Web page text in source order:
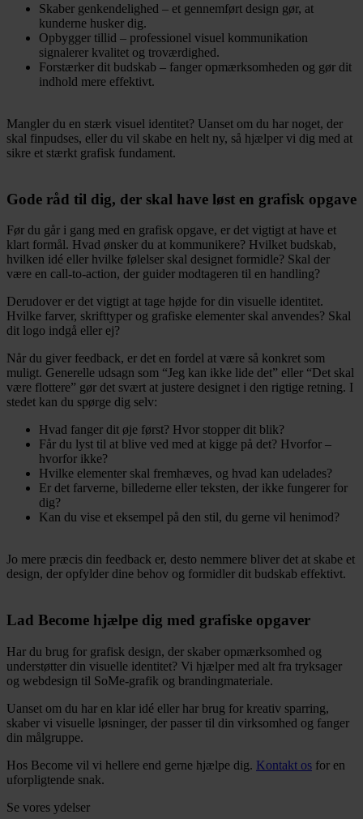
Skaber genkendelighed – et gennemført design gør, at
kunderne husker dig.
Opbygger tillid – professionel visuel kommunikation
signalerer kvalitet og troværdighed.
Forstærker dit budskab – fanger opmærksomheden og gør dit
indhold mere effektivt.
Mangler du en stærk visuel identitet? Uanset om du har noget, der
skal finpudses, eller du vil skabe en helt ny, så hjælper vi dig med at
sikre et stærkt grafisk fundament.
Gode råd til dig, der skal have løst en grafisk opgave
Før du går i gang med en grafisk opgave, er det vigtigt at have et
klart formål. Hvad ønsker du at kommunikere? Hvilket budskab,
hvilken idé eller hvilke følelser skal designet formidle? Skal der
være en call-to-action, der guider modtageren til en handling?
Derudover er det vigtigt at tage højde for din visuelle identitet.
Hvilke farver, skrifttyper og grafiske elementer skal anvendes? Skal
dit logo indgå eller ej?
Når du giver feedback, er det en fordel at være så konkret som
muligt. Generelle udsagn som “Jeg kan ikke lide det” eller “Det skal
være flottere” gør det svært at justere designet i den rigtige retning. I
stedet kan du spørge dig selv:
Hvad fanger dit øje først? Hvor stopper dit blik?
Får du lyst til at blive ved med at kigge på det? Hvorfor –
hvorfor ikke?
Hvilke elementer skal fremhæves, og hvad kan udelades?
Er det farverne, billederne eller teksten, der ikke fungerer for
dig?
Kan du vise et eksempel på den stil, du gerne vil henimod?
Jo mere præcis din feedback er, desto nemmere bliver det at skabe et
design, der opfylder dine behov og formidler dit budskab effektivt.
Lad Become hjælpe dig med grafiske opgaver
Har du brug for grafisk design, der skaber opmærksomhed og
understøtter din visuelle identitet? Vi hjælper med alt fra tryksager
og webdesign til SoMe-grafik og brandingmateriale.
Uanset om du har en klar idé eller har brug for kreativ sparring,
skaber vi visuelle løsninger, der passer til din virksomhed og fanger
din målgruppe.
Hos Become vil vi hellere end gerne hjælpe dig. Kontakt os for en
uforpligtende snak.
Se vores ydelser